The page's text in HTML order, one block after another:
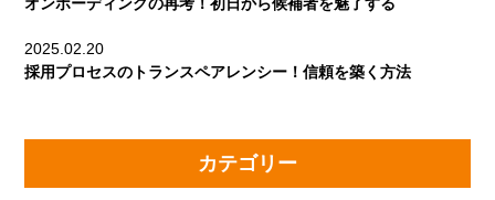
2025.02.20
採用プロセスのトランスペアレンシー！信頼を築く方法
カテゴリー